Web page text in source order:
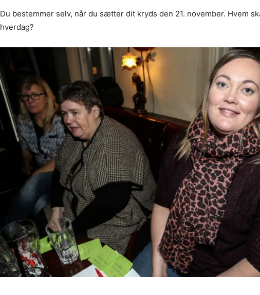
Du bestemmer selv, når du sætter dit kryds den 21. november. Hvem
hverdag?